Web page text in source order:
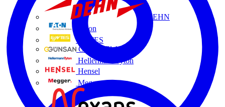
DEHN
Eaton
ENTES
Günsan Elektrik
HellermannTyton
Hensel
Megger